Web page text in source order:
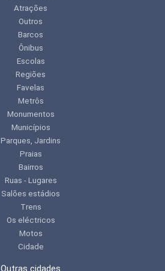
Atrações
Outros
Barcos
Ônibus
Escolas
Regiões
Favelas
Metrôs
Monumentos
Municípios
Parques, Jardins
Praias
Bairros
Ruas - Lugares
Salões estádios
Trens
Os eléctricos
Motos
Cidade
Outras cidades